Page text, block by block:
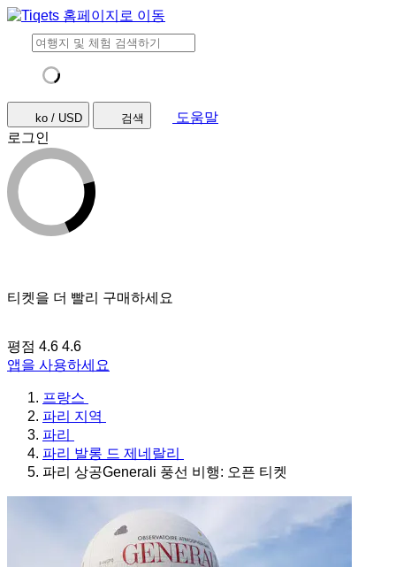
ko / USD 검색
도움말
로그인
티켓을 더 빨리 구매하세요
평점 4.6 4.6
앱을 사용하세요
프랑스
파리 지역
파리
파리 발롱 드 제네랄리
파리 상공Generali 풍선 비행: 오픈 티켓